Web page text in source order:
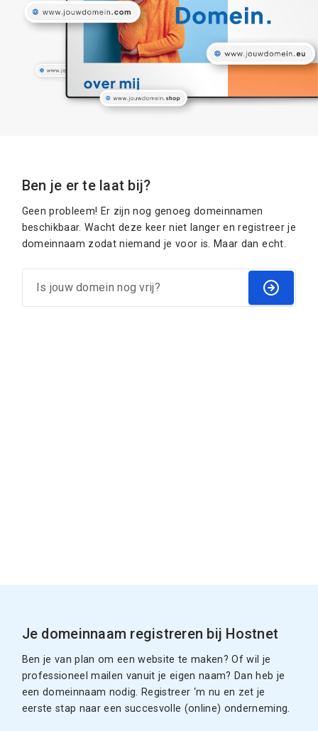
Ben je er te laat bij?
Geen probleem! Er zijn nog genoeg domeinnamen
beschikbaar. Wacht deze keer niet langer en registreer je
domeinnaam zodat niemand je voor is. Maar dan echt.
Je domeinnaam registreren bij Hostnet
Ben je van plan om een website te maken? Of wil je
professioneel mailen vanuit je eigen naam? Dan heb je
een domeinnaam nodig. Registreer ‘m nu en zet je
eerste stap naar een succesvolle (online) onderneming.